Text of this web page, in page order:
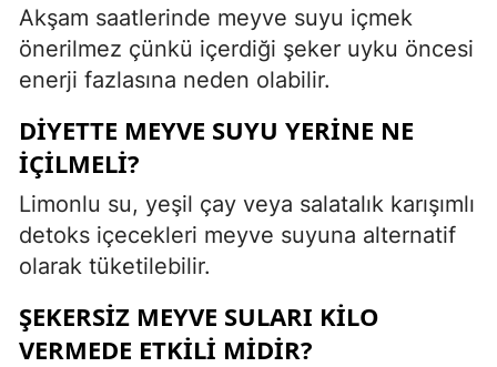
Akşam saatlerinde meyve suyu içmek
önerilmez çünkü içerdiği şeker uyku öncesi
enerji fazlasına neden olabilir.
DIYETTE MEYVE SUYU YERINE NE
IÇILMELI?
Limonlu su, yeşil çay veya salatalık karışımlı
detoks içecekleri meyve suyuna alternatif
olarak tüketilebilir.
ŞEKERSIZ MEYVE SULARI KILO
VERMEDE ETKILI MIDIR?